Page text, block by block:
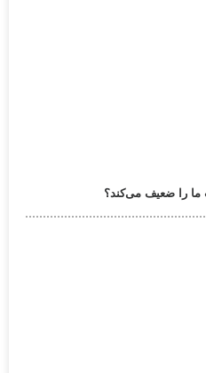
را ضعیف می‌کند؟